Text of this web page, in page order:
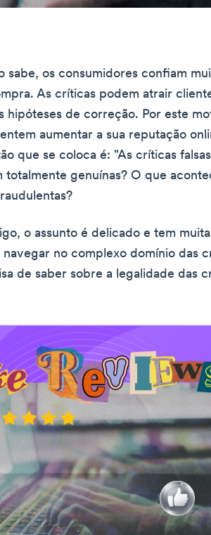
sabe, os consumidores confiam
As críticas podem atrair
hipóteses de correção. Por este
aumentar a sua reputação
que se coloca é: "As críticas
totalmente genuínas? O que
o assunto é delicado e tem
no complexo domínio das
de saber sobre a legalidade das